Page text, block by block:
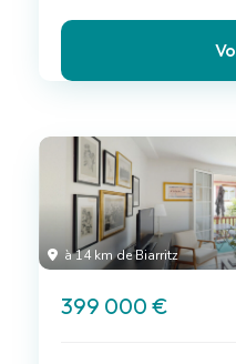
à 14 km de Biarritz
399 000 €